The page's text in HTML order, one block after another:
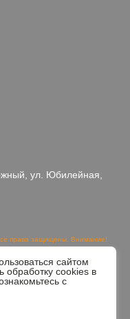
ул. Юбилейная,
права защищены. Внимание!
части 2 статьи 437 ГК РФ.
на сайте в связи с
для просмотра.
сайтом
обработку cookies в
с